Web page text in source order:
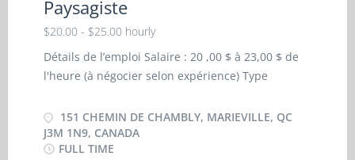
matériaux comme le béton ou l’asphalte.
Transporter et distribuer manuellement des
d’accès. Fournir un soutien aux travailleurs
qualifiés (charpentiers, maçons, opérateurs de
tâches Qualités recherchées Fiabilité Attitude
positive Esprit d’équipe Respect et
Paysagiste
$20.00 - $25.00 hourly
Détails de l’emploi Salaire : 20 ,00 $ à 23,00 $ de
l'heure (à négocier selon expérience) Type
151 Chemin de Chambly, Marieville, QC J3M 1N9,
Canada Plusieurs postes disponibles : Heures
supplémentaires Responsabilités : Préparation de
151 CHEMIN DE CHAMBLY, MARIEVILLE, QC
J3M 1N9, CANADA
FULL TIME